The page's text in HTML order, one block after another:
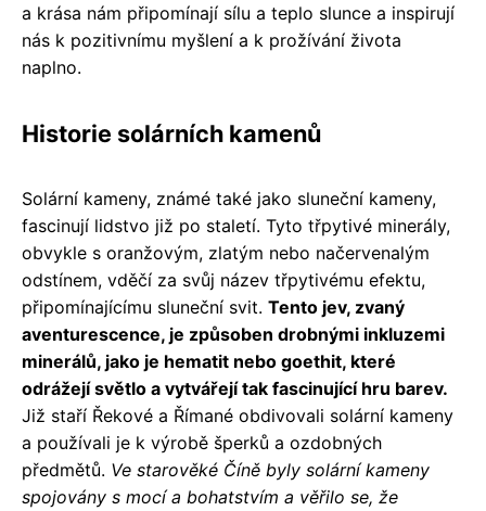
a krása nám připomínají sílu a teplo slunce a inspirují
nás k pozitivnímu myšlení a k prožívání života
naplno.
Historie solárních kamenů
Solární kameny, známé také jako sluneční kameny,
fascinují lidstvo již po staletí. Tyto třpytivé minerály,
obvykle s oranžovým, zlatým nebo načervenalým
odstínem, vděčí za svůj název třpytivému efektu,
připomínajícímu sluneční svit. Tento jev, zvaný
aventurescence, je způsoben drobnými inkluzemi
minerálů, jako je hematit nebo goethit, které
odrážejí světlo a vytvářejí tak fascinující hru barev.
Již staří Řekové a Římané obdivovali solární kameny
a používali je k výrobě šperků a ozdobných
předmětů. Ve starověké Číně byly solární kameny
spojovány s mocí a bohatstvím a věřilo se, že